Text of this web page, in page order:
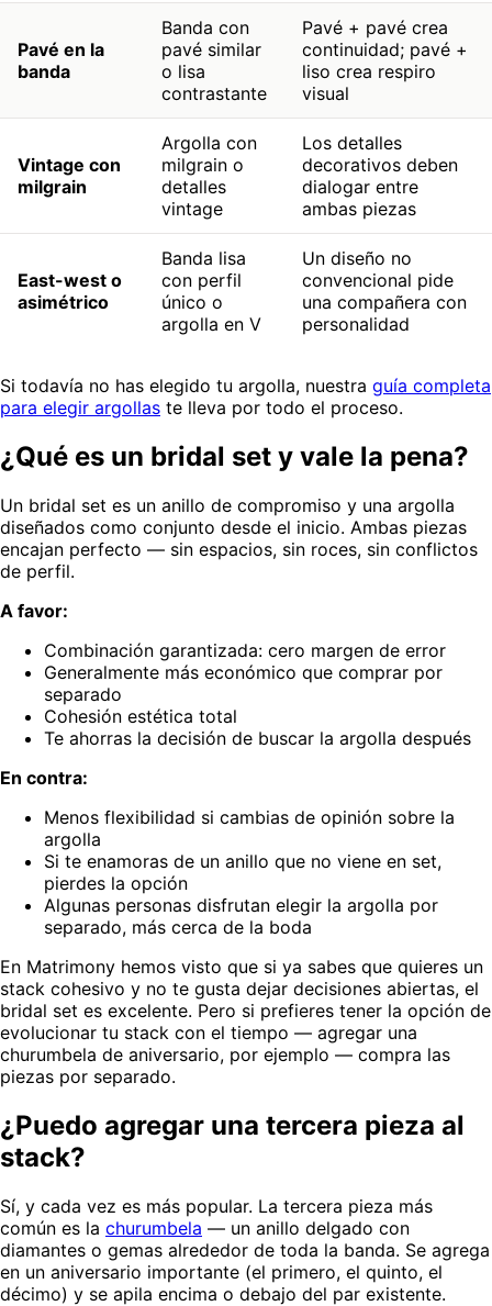
Pavé en la
banda
Banda con
pavé similar
o lisa
contrastante
Pavé + pavé crea
continuidad; pavé +
liso crea respiro
visual
Vintage con
milgrain
Argolla con
milgrain o
detalles
vintage
Los detalles
decorativos deben
dialogar entre
ambas piezas
East-west o
asimétrico
Banda lisa
con perfil
único o
argolla en V
Un diseño no
convencional pide
una compañera con
personalidad
Si todavía no has elegido tu argolla, nuestra guía completa
para elegir argollas te lleva por todo el proceso.
¿Qué es un bridal set y vale la pena?
Un bridal set es un anillo de compromiso y una argolla
diseñados como conjunto desde el inicio. Ambas piezas
encajan perfecto — sin espacios, sin roces, sin conflictos
de perfil.
A favor:
Combinación garantizada: cero margen de error
Generalmente más económico que comprar por
separado
Cohesión estética total
Te ahorras la decisión de buscar la argolla después
En contra:
Menos flexibilidad si cambias de opinión sobre la
argolla
Si te enamoras de un anillo que no viene en set,
pierdes la opción
Algunas personas disfrutan elegir la argolla por
separado, más cerca de la boda
En Matrimony hemos visto que si ya sabes que quieres un
stack cohesivo y no te gusta dejar decisiones abiertas, el
bridal set es excelente. Pero si prefieres tener la opción de
evolucionar tu stack con el tiempo — agregar una
churumbela de aniversario, por ejemplo — compra las
piezas por separado.
¿Puedo agregar una tercera pieza al
stack?
Sí, y cada vez es más popular. La tercera pieza más
común es la churumbela — un anillo delgado con
diamantes o gemas alrededor de toda la banda. Se agrega
en un aniversario importante (el primero, el quinto, el
décimo) y se apila encima o debajo del par existente.